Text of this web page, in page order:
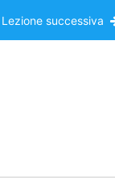
Lezione successiva